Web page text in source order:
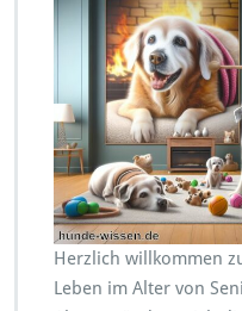
Herzlich willkommen
Leben im Alter von